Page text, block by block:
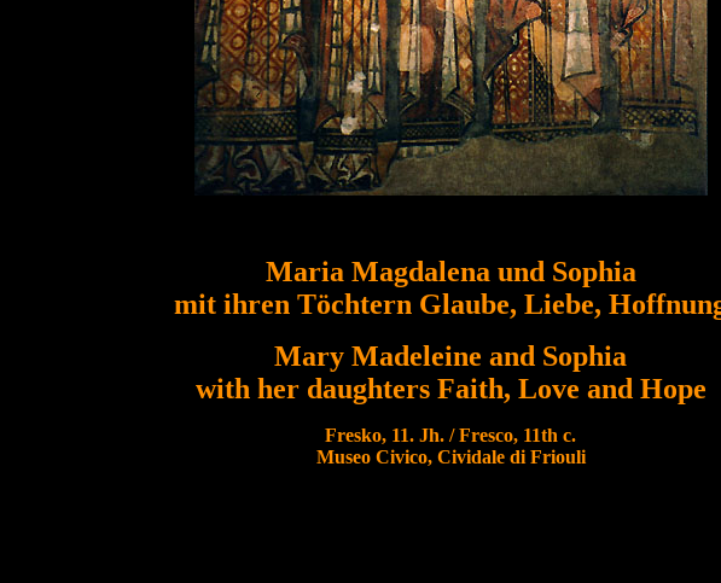
Maria Magdalena und Sophia
mit ihren Töchtern Glaube, Liebe,
Mary Madeleine and Sophia
with her daughters Faith, Love and Hope
Fresko, 11. Jh. / Fresco, 11th c.
Museo Civico, Cividale di Friouli